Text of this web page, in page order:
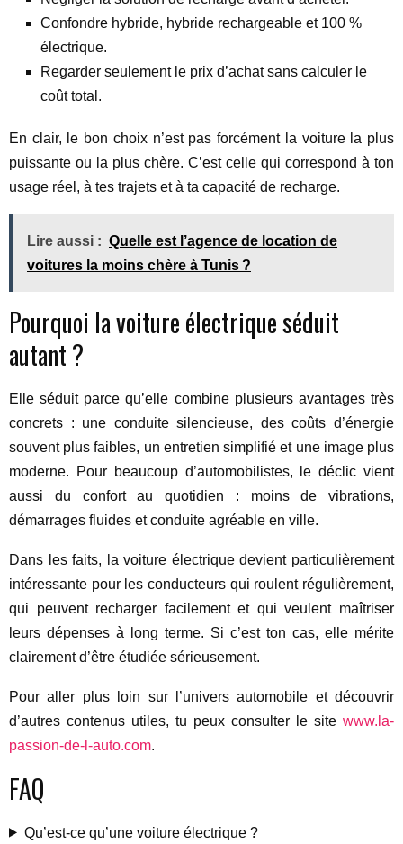
Confondre hybride, hybride rechargeable et 100 %
électrique.
Regarder seulement le prix d’achat sans calculer le
coût total.
En clair, le bon choix n’est pas forcément la voiture la plus
puissante ou la plus chère. C’est celle qui correspond à ton
usage réel, à tes trajets et à ta capacité de recharge.
Lire aussi : Quelle est l’agence de location de
voitures la moins chère à Tunis ?
Pourquoi la voiture électrique séduit
autant ?
Elle séduit parce qu’elle combine plusieurs avantages très
concrets : une conduite silencieuse, des coûts d’énergie
souvent plus faibles, un entretien simplifié et une image plus
moderne. Pour beaucoup d’automobilistes, le déclic vient
aussi du confort au quotidien : moins de vibrations,
démarrages fluides et conduite agréable en ville.
Dans les faits, la voiture électrique devient particulièrement
intéressante pour les conducteurs qui roulent régulièrement,
qui peuvent recharger facilement et qui veulent maîtriser
leurs dépenses à long terme. Si c’est ton cas, elle mérite
clairement d’être étudiée sérieusement.
Pour aller plus loin sur l’univers automobile et découvrir
d’autres contenus utiles, tu peux consulter le site www.la-
passion-de-l-auto.com.
FAQ
Qu’est-ce qu’une voiture électrique ?